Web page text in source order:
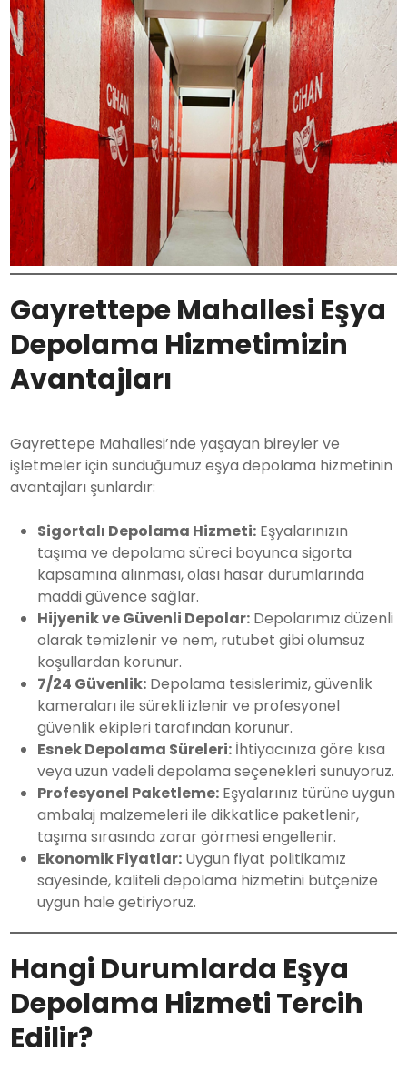
Gayrettepe Mahallesi Eşya
Depolama Hizmetimizin
Avantajları
Gayrettepe Mahallesi’nde yaşayan bireyler ve
işletmeler için sunduğumuz eşya depolama hizmetinin
avantajları şunlardır:
Sigortalı Depolama Hizmeti: Eşyalarınızın
taşıma ve depolama süreci boyunca sigorta
kapsamına alınması, olası hasar durumlarında
maddi güvence sağlar.
Hijyenik ve Güvenli Depolar: Depolarımız düzenli
olarak temizlenir ve nem, rutubet gibi olumsuz
koşullardan korunur.
7/24 Güvenlik: Depolama tesislerimiz, güvenlik
kameraları ile sürekli izlenir ve profesyonel
güvenlik ekipleri tarafından korunur.
Esnek Depolama Süreleri: İhtiyacınıza göre kısa
veya uzun vadeli depolama seçenekleri sunuyoruz.
Profesyonel Paketleme: Eşyalarınız türüne uygun
ambalaj malzemeleri ile dikkatlice paketlenir,
taşıma sırasında zarar görmesi engellenir.
Ekonomik Fiyatlar: Uygun fiyat politikamız
sayesinde, kaliteli depolama hizmetini bütçenize
uygun hale getiriyoruz.
Hangi Durumlarda Eşya
Depolama Hizmeti Tercih
Edilir?